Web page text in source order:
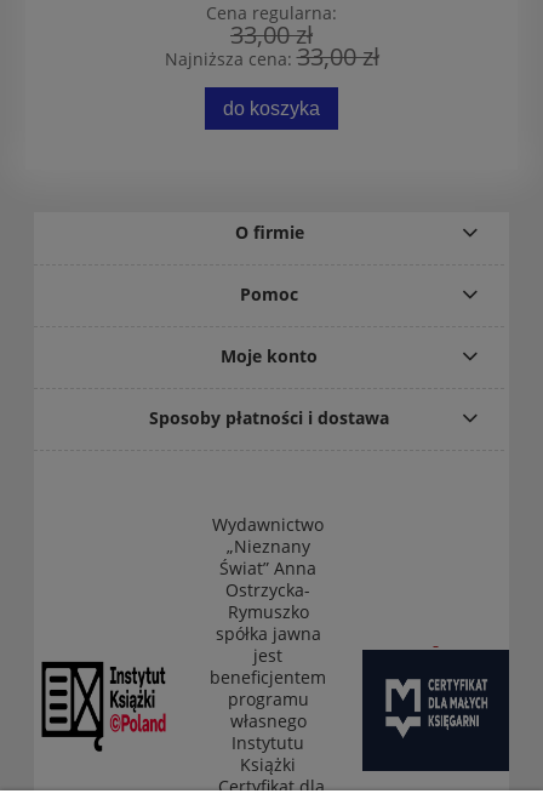
Cena regularna:
33,00 zł
Najniższa cena:33,00 zł
do koszyka
O firmie
Pomoc
Moje konto
Sposoby płatności i dostawa
Wydawnictwo
„Nieznany
Świat” Anna
Ostrzycka-
Rymuszko
spółka jawna
jest
beneficjentem
programu
własnego
Instytutu
Książki
„Certyfikat dla